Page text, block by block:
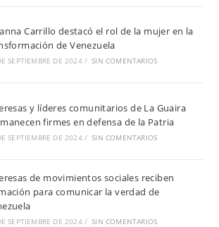
Carrillo destacó el rol de la mujer en la
de Venezuela
SEPTIEMBRE DE 2024 / SIN COMENTARIOS
y líderes comunitarios de La Guaira
firmes en defensa de la Patria
SEPTIEMBRE DE 2024 / SIN COMENTARIOS
de movimientos sociales reciben
para comunicar la verdad de
SEPTIEMBRE DE 2024 / SIN COMENTARIOS